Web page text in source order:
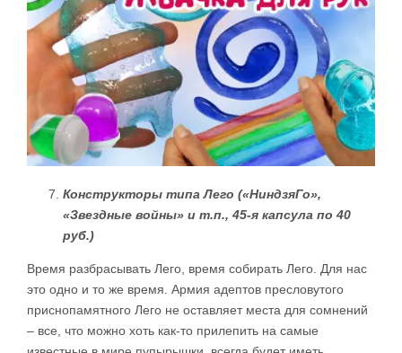
Конструкторы типа Лего («НиндзяГо»,
«Звездные войны» и т.п., 45-я капсула по 40
руб.)
Время разбрасывать Лего, время собирать Лего. Для нас
это одно и то же время. Армия адептов пресловутого
приснопамятного Лего не оставляет места для сомнений
– все, что можно хоть как-то прилепить на самые